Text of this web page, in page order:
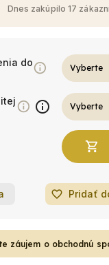
Dnes zakúpilo 17
do
info
favorite_border Pridať
záujem o obchodnú